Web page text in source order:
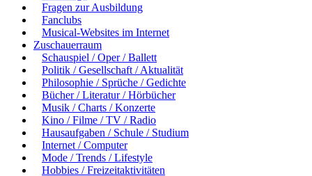
Fragen zur Ausbildung
Fanclubs
Musical-Websites im Internet
Zuschauerraum
Schauspiel / Oper / Ballett
Politik / Gesellschaft / Aktualität
Philosophie / Sprüche / Gedichte
Bücher / Literatur / Hörbücher
Musik / Charts / Konzerte
Kino / Filme / TV / Radio
Hausaufgaben / Schule / Studium
Internet / Computer
Mode / Trends / Lifestyle
Hobbies / Freizeitaktivitäten